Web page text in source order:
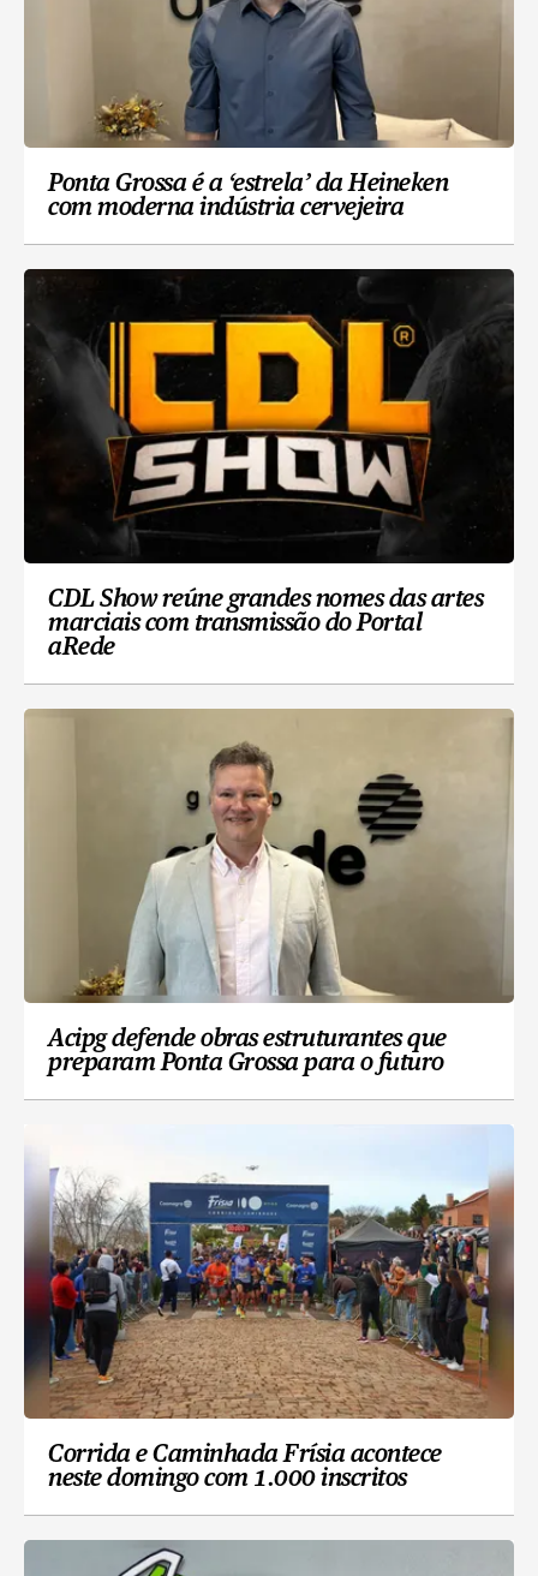
Ponta Grossa é a ‘estrela’ da Heineken
com moderna indústria cervejeira
CDL Show reúne grandes nomes das artes
marciais com transmissão do Portal
aRede
Acipg defende obras estruturantes que
preparam Ponta Grossa para o futuro
Corrida e Caminhada Frísia acontece
neste domingo com 1.000 inscritos